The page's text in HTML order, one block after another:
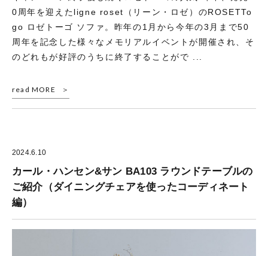
0周年を迎えたligne roset（リーン・ロゼ）のROSETTo
go ロゼトーゴ ソファ。昨年の1月から今年の3月まで50
周年を記念した様々なメモリアルイベントが開催され、そ
のどれもが好評のうちに終了することがで ...
read MORE
2024.6.10
カール・ハンセン&サン BA103 ラウンドテーブルの
ご紹介（ダイニングチェアを使ったコーディネート
編）